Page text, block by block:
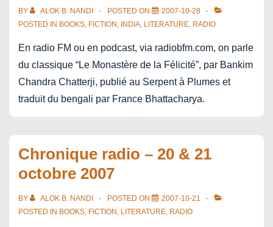
BY ALOK B. NANDI POSTED ON
2007-10-28
POSTED IN BOOKS, FICTION , INDIA, LITERATURE, RADIO
En radio FM ou en podcast, via radiobfm.com, on parle
du classique “Le Monastère de la Félicité”, par Bankim
Chandra Chatterji, publié au Serpent à Plumes et
traduit du bengali par France Bhattacharya.
Chronique radio – 20 & 21
octobre 2007
BY ALOK B. NANDI POSTED ON
2007-10-21
POSTED IN BOOKS, FICTION , LITERATURE, RADIO